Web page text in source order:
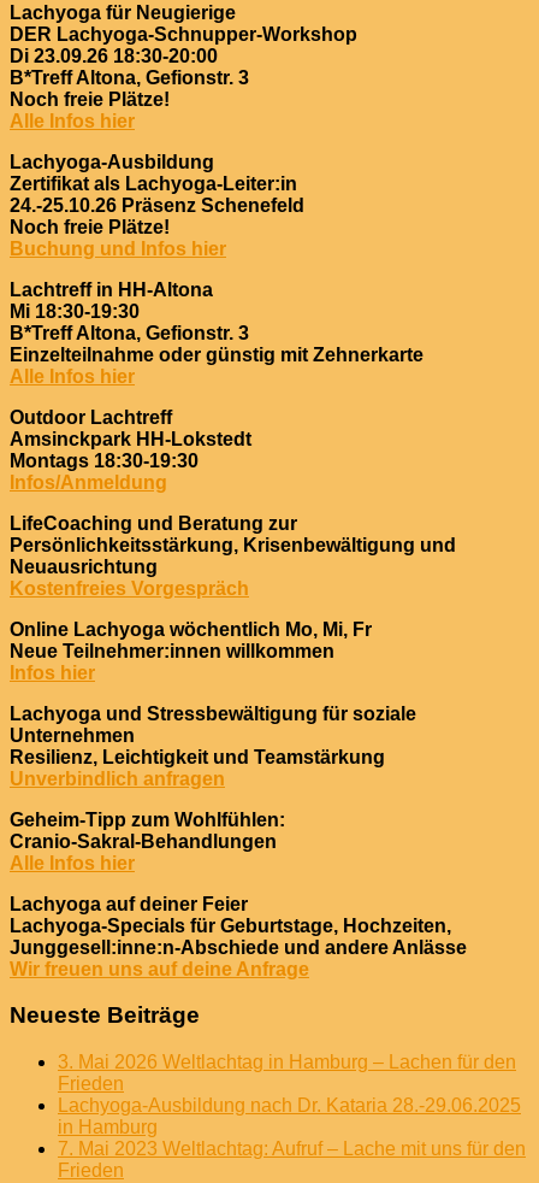
Lachyoga für Neugierige
DER Lachyoga-Schnupper-Workshop
Di 23.09.26 18:30-20:00
B*Treff Altona, Gefionstr. 3
Noch freie Plätze!
Alle Infos hier
Lachyoga-Ausbildung
Zertifikat als Lachyoga-Leiter:in
24.-25.10.26 Präsenz Schenefeld
Noch freie Plätze!
Buchung und Infos hier
Lachtreff in HH-Altona
Mi 18:30-19:30
B*Treff Altona, Gefionstr. 3
Einzelteilnahme oder günstig mit Zehnerkarte
Alle Infos hier
Outdoor Lachtreff
Amsinckpark HH-Lokstedt
Montags 18:30-19:30
Infos/Anmeldung
LifeCoaching und Beratung zur
Persönlichkeitsstärkung, Krisenbewältigung und
Neuausrichtung
Kostenfreies Vorgespräch
Online Lachyoga wöchentlich Mo, Mi, Fr
Neue Teilnehmer:innen willkommen
Infos hier
Lachyoga und Stressbewältigung für soziale
Unternehmen
Resilienz, Leichtigkeit und Teamstärkung
Unverbindlich anfragen
Geheim-Tipp zum Wohlfühlen:
Cranio-Sakral-Behandlungen
Alle Infos hier
Lachyoga auf deiner Feier
Lachyoga-Specials für Geburtstage, Hochzeiten,
Junggesell:inne:n-Abschiede und andere Anlässe
Wir freuen uns auf deine Anfrage
Neueste Beiträge
3. Mai 2026 Weltlachtag in Hamburg – Lachen für den
Frieden
Lachyoga-Ausbildung nach Dr. Kataria 28.-29.06.2025
in Hamburg
7. Mai 2023 Weltlachtag: Aufruf – Lache mit uns für den
Frieden